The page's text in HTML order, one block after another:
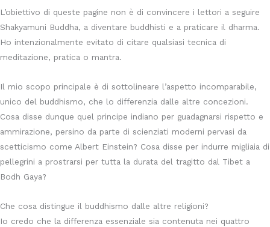
L’obiettivo di queste pagine non è di convincere i lettori a seguire
Shakyamuni Buddha, a diventare buddhisti e a praticare il dharma.
Ho intenzionalmente evitato di citare qualsiasi tecnica di
meditazione, pratica o mantra.
Il mio scopo principale è di sottolineare l’aspetto incomparabile,
unico del buddhismo, che lo differenzia dalle altre concezioni.
Cosa disse dunque quel principe indiano per guadagnarsi rispetto e
ammirazione, persino da parte di scienziati moderni pervasi da
scetticismo come Albert Einstein? Cosa disse per indurre migliaia di
pellegrini a prostrarsi per tutta la durata del tragitto dal Tibet a
Bodh Gaya?
Che cosa distingue il buddhismo dalle altre religioni?
Io credo che la differenza essenziale sia contenuta nei quattro